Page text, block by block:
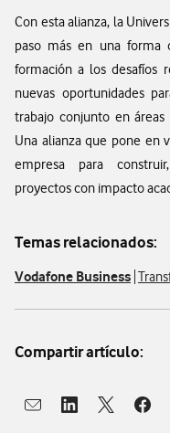
Con esta alianza, la
paso más en una forma
formación a los desafíos
nuevas oportunidades
trabajo conjunto en
Una alianza que pone en
empresa para
proyectos con impacto
Temas relacionados:
Vodafone Business
Compartir artículo:
Abrir ventana para
Abrir ventana
Abrir